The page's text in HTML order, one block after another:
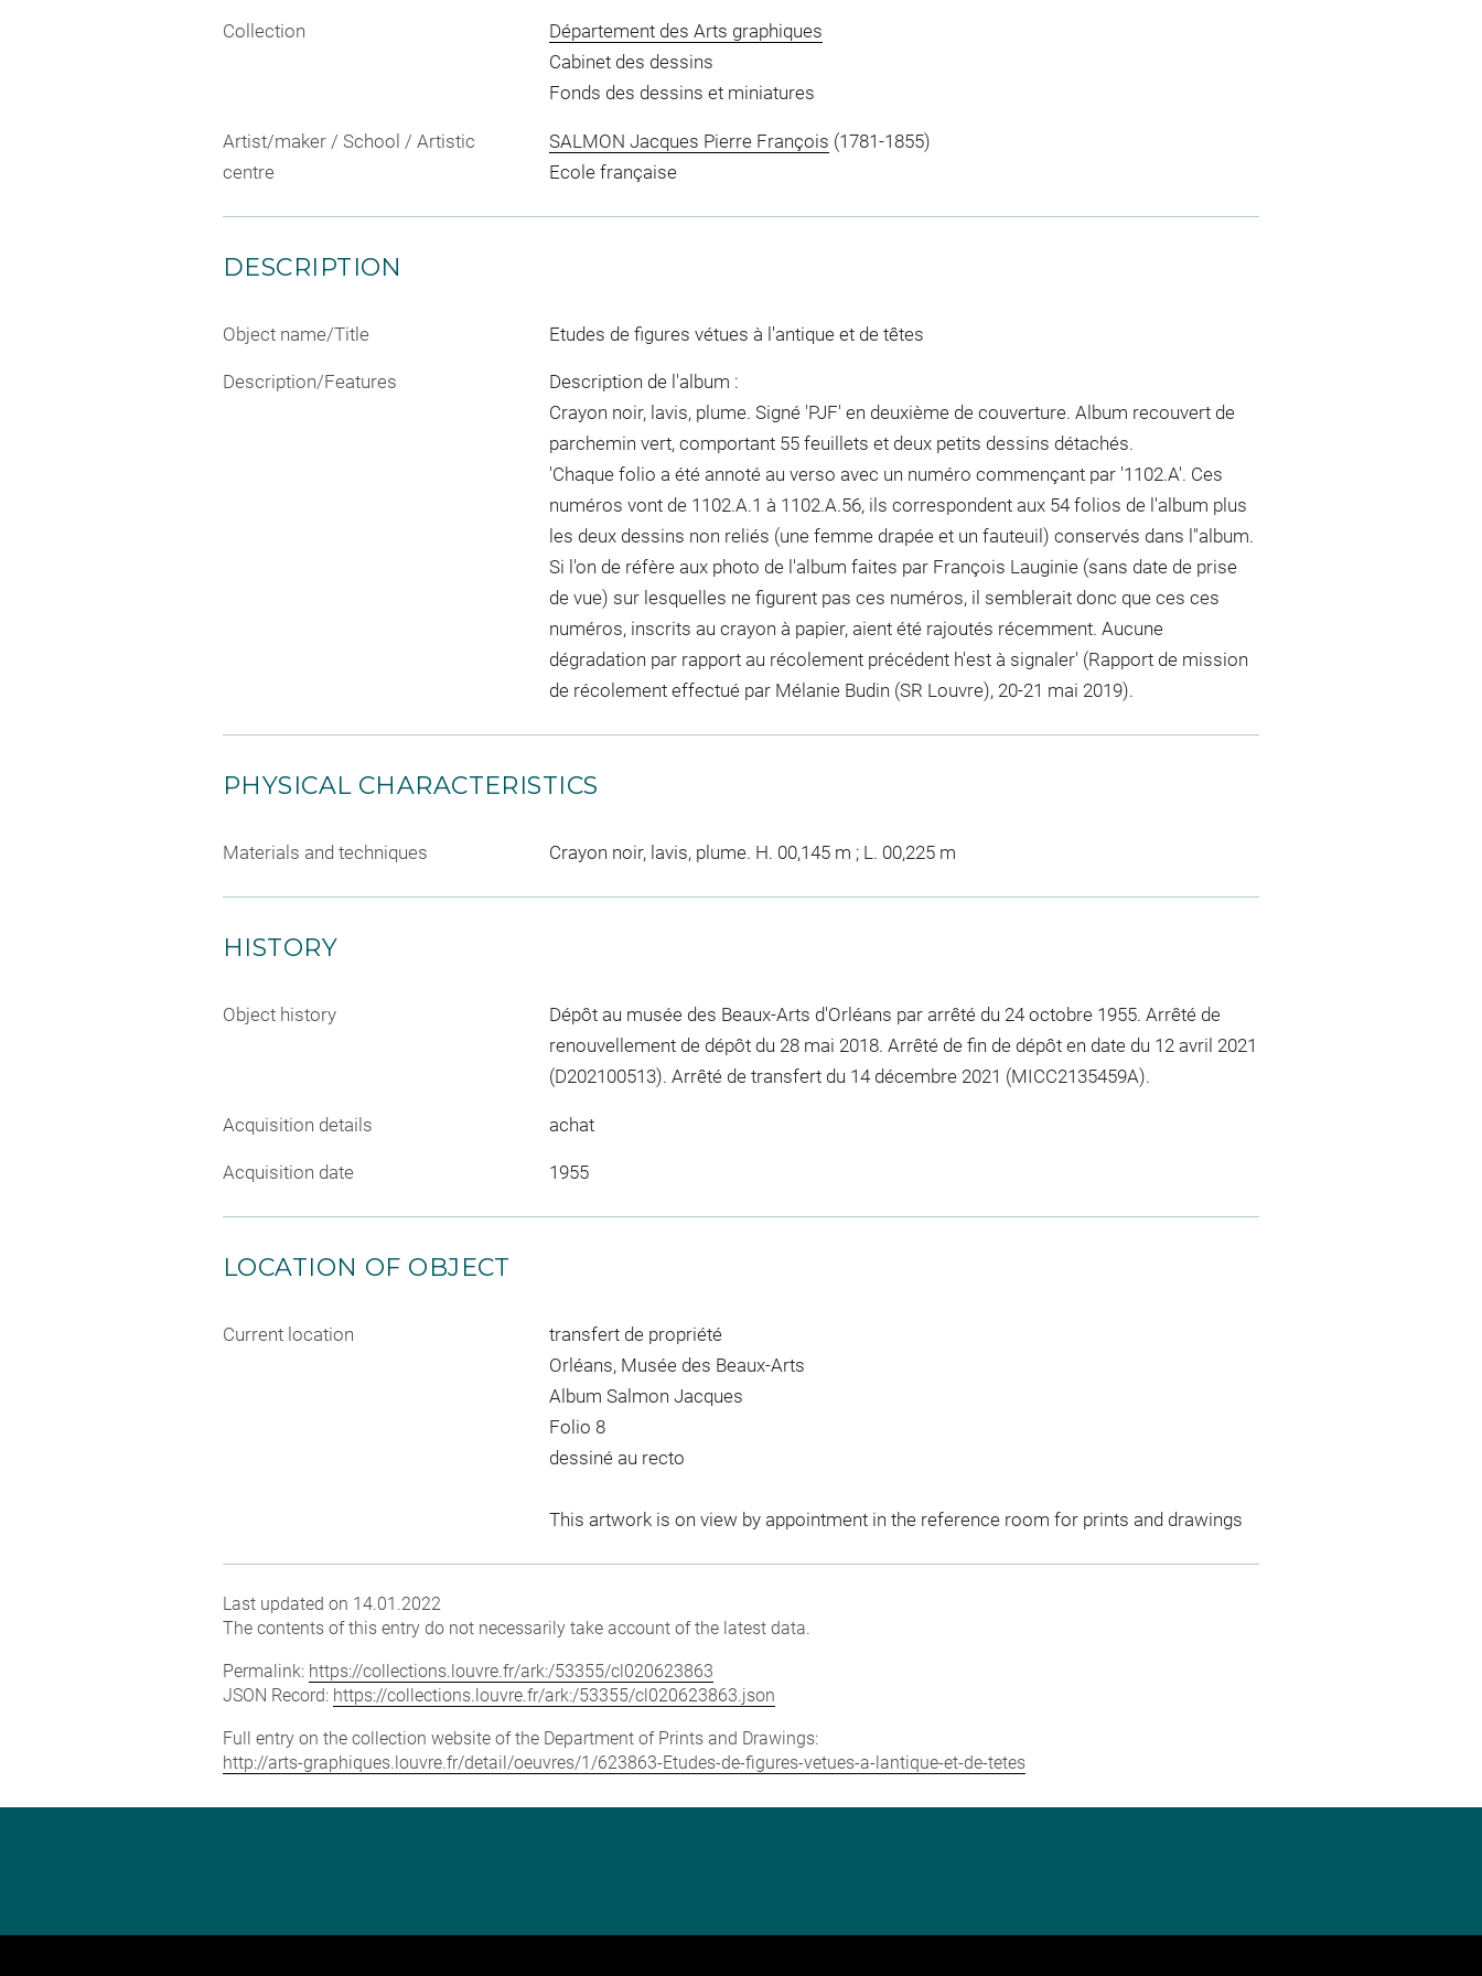
Collection
Département des Arts graphiques
Cabinet des dessins
Fonds des dessins et miniatures
Artist/maker / School / Artistic
centre
SALMON Jacques Pierre François (1781-1855)
Ecole française
DESCRIPTION
Object name/Title Etudes de figures vétues à l'antique et de têtes
Description/Features
Description de l'album :
Crayon noir, lavis, plume. Signé 'PJF' en deuxième de couverture. Album recouvert de
parchemin vert, comportant 55 feuillets et deux petits dessins détachés.
'Chaque folio a été annoté au verso avec un numéro commençant par '1102.A'. Ces
numéros vont de 1102.A.1 à 1102.A.56, ils correspondent aux 54 folios de l'album plus
les deux dessins non reliés (une femme drapée et un fauteuil) conservés dans l"album.
Si l'on de réfère aux photo de l'album faites par François Lauginie (sans date de prise
de vue) sur lesquelles ne figurent pas ces numéros, il semblerait donc que ces ces
numéros, inscrits au crayon à papier, aient été rajoutés récemment. Aucune
dégradation par rapport au récolement précédent h'est à signaler' (Rapport de mission
de récolement effectué par Mélanie Budin (SR Louvre), 20-21 mai 2019).
PHYSICAL CHARACTERISTICS
Materials and techniques Crayon noir, lavis, plume. H. 00,145 m ; L. 00,225 m
HISTORY
Object history
Dépôt au musée des Beaux-Arts d'Orléans par arrêté du 24 octobre 1955. Arrêté de
renouvellement de dépôt du 28 mai 2018. Arrêté de fin de dépôt en date du 12 avril 2021
(D202100513). Arrêté de transfert du 14 décembre 2021 (MICC2135459A).
Acquisition details achat
Acquisition date 1955
LOCATION OF OBJECT
Current location
transfert de propriété
Orléans, Musée des Beaux-Arts
Album Salmon Jacques
Folio 8
dessiné au recto
This artwork is on view by appointment in the reference room for prints and drawings
Last updated on 14.01.2022
The contents of this entry do not necessarily take account of the latest data.
Permalink: https://collections.louvre.fr/ark:/53355/cl020623863
JSON Record: https://collections.louvre.fr/ark:/53355/cl020623863.json
Full entry on the collection website of the Department of Prints and Drawings:
http://arts-graphiques.louvre.fr/detail/oeuvres/1/623863-Etudes-de-figures-vetues-a-lantique-et-de-tetes